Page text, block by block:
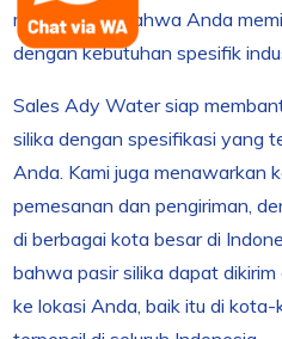
memastikan bahwa Anda
dengan kebutuhan spesifik
Sales Ady Water siap
silika dengan spesifikasi yang
Anda. Kami juga menawarkan
pemesanan dan pengiriman,
di berbagai kota besar di
bahwa pasir silika dapat
ke lokasi Anda, baik itu di